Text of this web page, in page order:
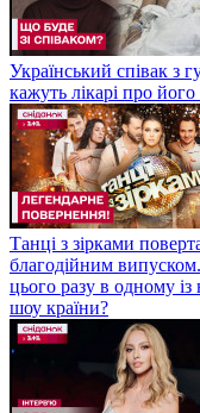
Український співак з
кажуть лікарі про його
Танці з зірками
благодійним
цього разу в одному
шоу країни?